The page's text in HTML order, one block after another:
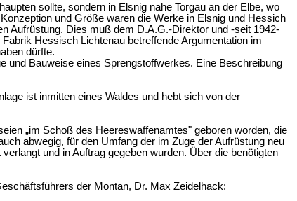
sollte, sondern in Elsnig nahe Torgau an der Elbe, wo
und Größe waren die Werke in Elsnig und Hessich
Aufrüstung. Dies muß dem D.A.G.-Direktor und -seit 1942-
Hessisch Lichtenau betreffende Argumentation im
dürfte.
und Bauweise eines Sprengstoffwerkes. Eine Beschreibung
ist inmitten eines Waldes und hebt sich von der
„im Schoß des Heereswaffenamtes" geboren worden, die
abwegig, für den Umfang der im Zuge der Aufrüstung neu
und in Auftrag gegeben wurden. Über die benötigten
der Montan, Dr. Max Zeidelhack: